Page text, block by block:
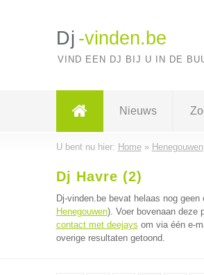
Dj -vinden.be
VIND EEN DJ BIJ U IN DE
Nieuws
U bent nu hier: Home» Henegouwen
Dj Havre (2)
Dj-vinden.be bevat helaas nog geen
Henegouwen). Voer bovenaan deze
contact met deejays om via één e-
overige resultaten getoond.